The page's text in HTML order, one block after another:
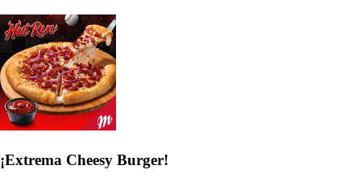
¡Extrema Cheesy Burger!